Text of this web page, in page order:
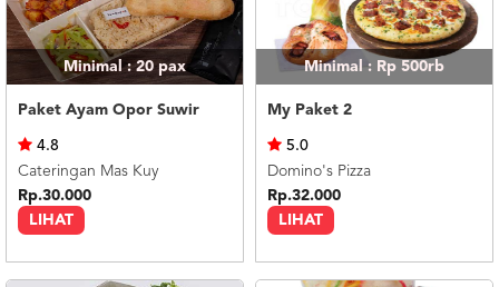
5091
3494
LOGIN
DAFTARMinimal : 20pax
Paket Ayam Opor Suwir
LIHAT
4.8
Cateringan Mas Kuy
Rp.30.000
Minimal : Rp 500rb
My Paket 2
LIHAT
5.0
Domino's Pizza
Rp.32.000